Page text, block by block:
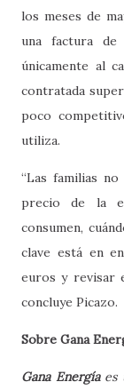
los meses de
una factura
únicamente al
contratada
poco
utiliza.
“Las familias
precio de la
consumen,
clave está en
euros y revisar
concluye Picazo.
Sobre Gana
Gana Energíaes